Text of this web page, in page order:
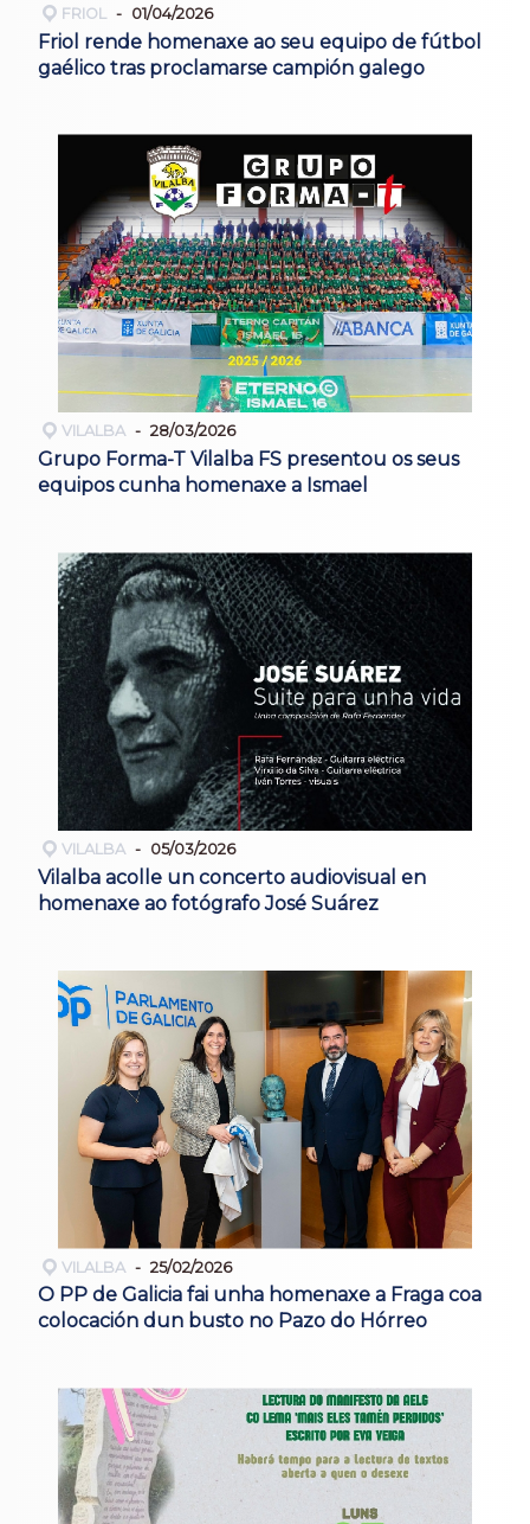
FRIOL 01/04/2026
Friol rende homenaxe ao seu equipo de fútbol
gaélico tras proclamarse campión galego
VILALBA 28/03/2026
Grupo Forma-T Vilalba FS presentou os seus
equipos cunha homenaxe a Ismael
VILALBA 05/03/2026
Vilalba acolle un concerto audiovisual en
homenaxe ao fotógrafo José Suárez
VILALBA 25/02/2026
O PP de Galicia fai unha homenaxe a Fraga coa
colocación dun busto no Pazo do Hórreo